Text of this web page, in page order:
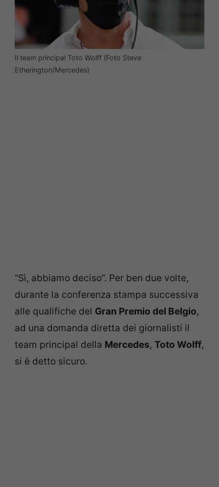
Il team principal Toto Wolff (Foto Steve
Etherington/Mercedes)
“Sì, abbiamo deciso”. Per ben due volte,
durante la conferenza stampa successiva
alle qualifiche del Gran Premio del Belgio,
ad una domanda diretta dei giornalisti il
team principal della Mercedes, Toto Wolff,
si è detto sicuro.